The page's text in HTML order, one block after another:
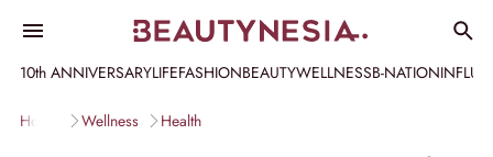
10th ANNIVERSARYLIFEFASHIONBEAUTYWELLNESSB-NATION
Home Wellness Health